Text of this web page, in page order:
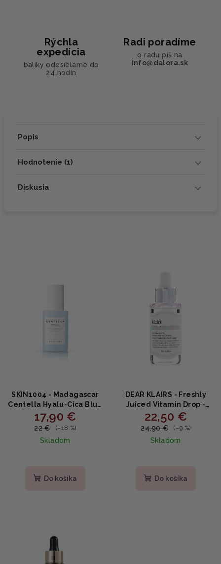
Rýchla
expedícia
balíky odosielame do
24 hodín
Radi poradíme
o radu píš na
info@dalora.sk
Popis
Hodnotenie (1)
Diskusia
SKIN1004 - Madagascar
Centella Hyalu-Cica Blue
Serum - multifunčné
hydratačné sérum 50ml
17,90 €
22 € (–18 %)
Skladom
produktu
Do košíka
DEAR KLAIRS - Freshly
Juiced Vitamin Drop -
multifunkčné vitamínové
sérum 35ml
22,50 €
24,90 € (–9 %)
Skladom
Do košíka